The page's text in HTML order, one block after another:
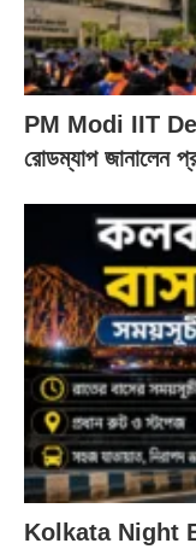
PM Modi IIT
রোডম্যাপ জানালেন
Kolkata Night